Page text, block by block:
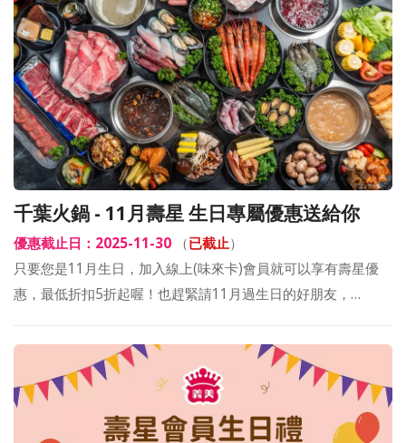
千葉火鍋 - 11月壽星 生日專屬優惠送給你
優惠截止日：2025-11-30 （已截止）
只要您是11月生日，加入線上(味來卡)會員就可以享有壽星優
惠，最低折扣5折起喔！也趕緊請11月過生日的好朋友，…